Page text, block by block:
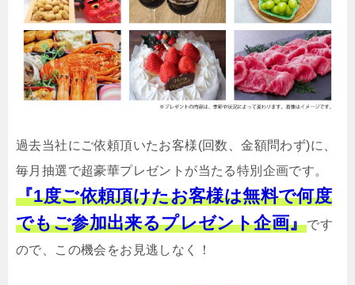
過去当社にご依頼頂いたお客様(回数、金額問わず)に、
毎月抽選で超豪華プレゼントが当たる特別企画です。
『1度ご依頼頂けたお客様は無料で何度
でもご参加出来るプレゼント企画』です
ので、この機会をお見逃しなく！